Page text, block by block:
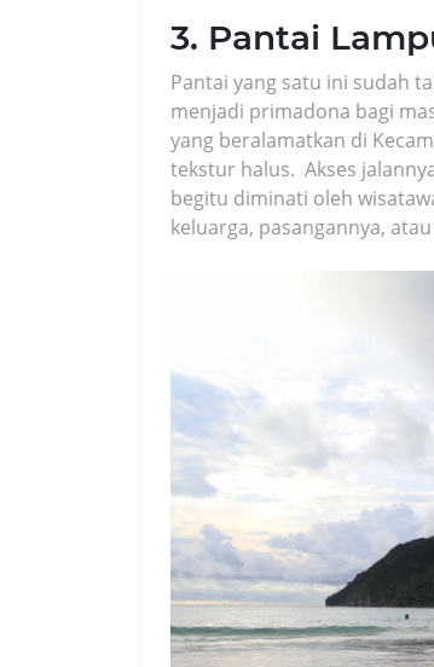
3. Pantai
Pantai yang satu ini sudah
menjadi primadona bagi
yang beralamatkan di
tekstur halus. Akses
begitu diminati oleh
keluarga, pasangannya,